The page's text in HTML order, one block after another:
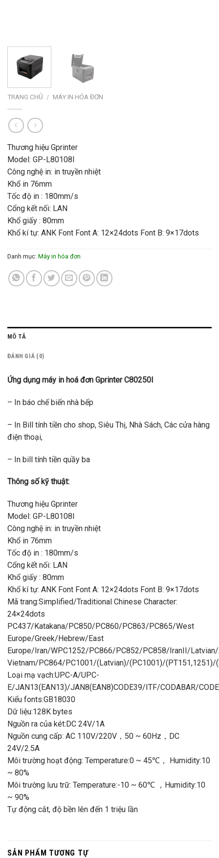
TRANG CHỦ / MÁY IN HÓA ĐƠN
Thương hiệu Gprinter
Model: GP-L80108I
Công nghệ in: in truyền nhiệt
Khổ in 76mm
Tốc độ in : 180mm/s
Cổng kết nối: LAN
Khổ giấy : 80mm
Khổ kí tự: ANK Font Font A: 12×24dots Font B: 9×17dots
Danh mục: Máy in hóa đơn
MÔ TẢ
ĐÁNH GIÁ (0)
Ứng dụng máy in hoá đơn Gprinter C80250I
– In báo chế biến nhà bếp
– In Bill tính tiền cho shop, Siêu Thị, Nhà Sách, Các cửa hàng
điện thoại,
– In bill tính tiền quầy ba
Thông số kỹ thuật:
Thương hiệu Gprinter
Model: GP-L80108I
Công nghệ in: in truyền nhiệt
Khổ in 76mm
Tốc độ in : 180mm/s
Cổng kết nối: LAN
Khổ giấy : 80mm
Khổ kí tự: ANK Font Font A: 12×24dots Font B: 9×17dots
Mã trang:Simplified/Traditional Chinese Character:
24×24dots
PC437/Katakana/PC850/PC860/PC863/PC865/West
Europe/Greek/Hebrew/East
Europe/Iran/WPC1252/PC866/PC852/PC858/IranII/
Vietnam/PC864/PC1001/(Latvian)/(PC1001)/
Loại mạ vạch:UPC-A/UPC-
E/JAN13(EAN13)/JAN8(EAN8)CODE39/ITF/CODABAR/
Kiểu fonts:GB18030
Dữ liệu:128K bytes
Nguồn ra của két:DC 24V/1A
Nguồn cung cấp: AC 110V/220V，50 ~ 60Hz，DC
24V/2.5A
Môi trường hoạt động: Temperature:0 ~ 45℃， Humidity:10
~ 80%
Môi trường lưu trữ: Temperature:-10 ~ 60℃ ，Humidity:10
~ 90%
Tự động cắt, độ bền lên đến 1 triệu lần
SẢN PHẨM TƯƠNG TỰ